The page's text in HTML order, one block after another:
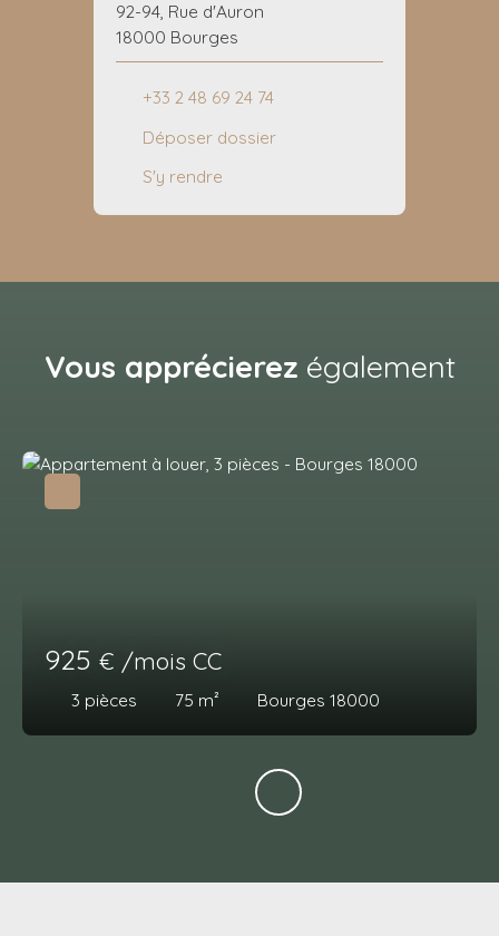
92-94, Rue d'Auron
18000 Bourges
+33 2 48 69 24 74
Déposer dossier
S'y rendre
Vous apprécierez également
925 € /mois CC
3 pièces 75 m² Bourges 18000